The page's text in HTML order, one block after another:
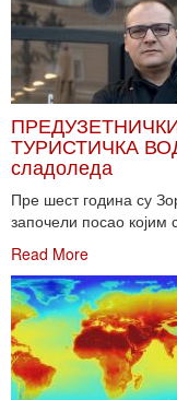
ТУРИСТИЧКА
сладоледа
Пре шест година су
започели посао којим
Read More